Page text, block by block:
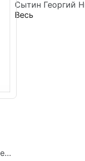
Сытин Георгий Николаевич
Весь